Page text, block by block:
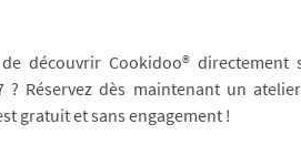
découvrir Cookidoo®
? Réservez dès maintenant un
gratuit et sans engagement !